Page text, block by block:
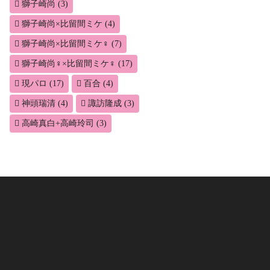
獅子崎尚 (3)
獅子崎尚×比留間ミケ (4)
獅子崎尚×比留間ミケ♀ (7)
獅子崎尚♀×比留間ミケ♀ (17)
現パロ (17) 百合 (4)
神頭瑞清 (4) 諏訪隆成 (3)
高崎真白+高崎玲司 (3)